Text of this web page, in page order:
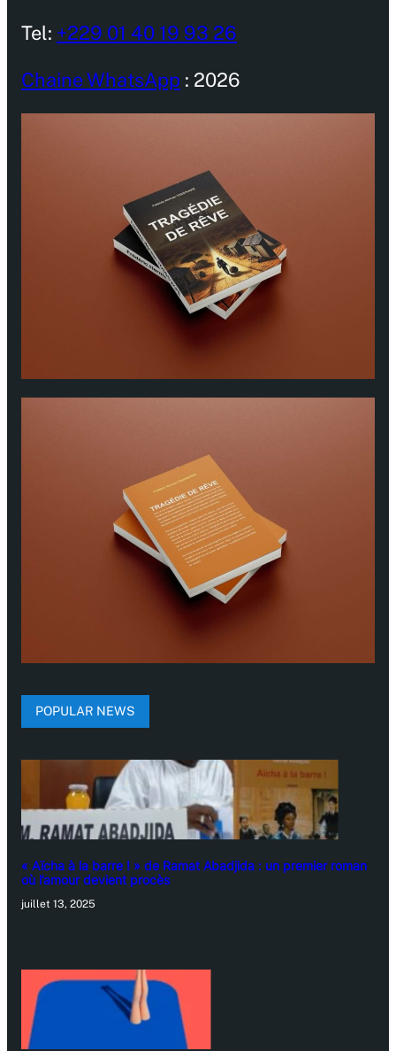
Tel: +229 01 40 19 93 26
Chaine WhatsApp : 2026
POPULAR NEWS
« Aïcha à la barre ! » de Ramat Abadjida : un premier roman
où l’amour devient procès
juillet 13, 2025